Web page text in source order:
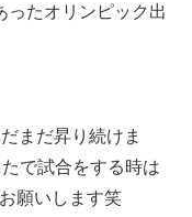
ったオリンピック出
まだ昇り続けま
で試合をする時は
願いします笑